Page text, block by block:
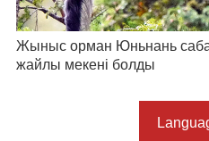
Жыныс орман Юньнань
жайлы мекені болды